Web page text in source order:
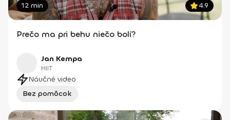
12 min 4.9
Prečo ma pri behu niečo bolí?
Jan Kempa
HIIT
Náučné video
Bez pomôcok